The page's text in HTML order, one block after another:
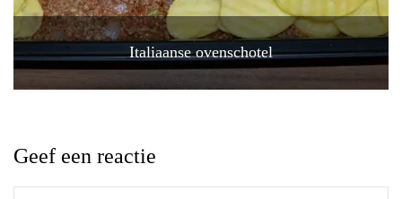
Italiaanse ovenschotel
Geef een reactie